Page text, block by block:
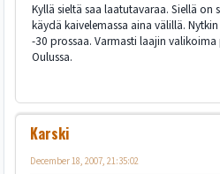
Kyllä sieltä saa laatutavaraa. Siellä on
käydä kaivelemassa aina välillä.
-30 prossaa. Varmasti laajin
Oulussa.
Karski
December 18, 2007, 21:35:02